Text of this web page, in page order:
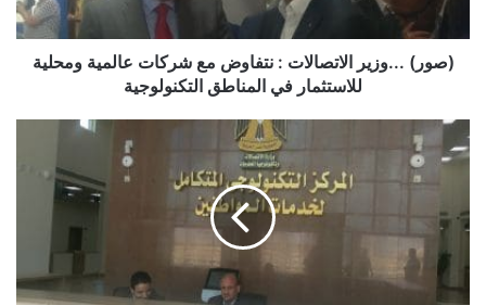
حازم الطحاوي شيرين الجندي عمرو طلعت
مها رشاد
عالمية
ومحلية
للاستثمار
التكنولوجية
(صور) ...وزير الاتصالات : نتفاوض مع شركات عالمية ومحلية
للاستثمار في المناطق التكنولوجية
في
المركز
التكنولوجي
العرب
..حضرت
القيادات
وغاب